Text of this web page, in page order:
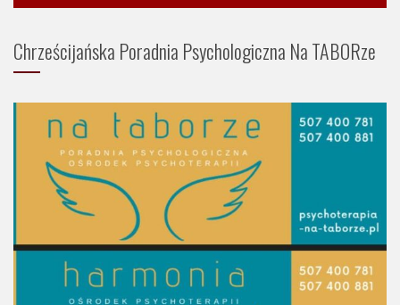
Chrześcijańska Poradnia Psychologiczna Na TABORze